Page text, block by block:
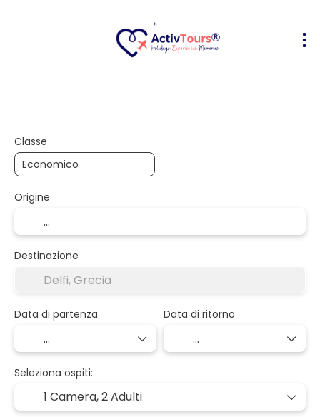
Classe
Origine
Destinazione
Data di partenza Data di ritorno
Seleziona ospiti:
1 Camera,2 Adulti